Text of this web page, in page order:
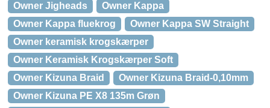
Owner Jigheads
Owner Kappa
Owner Kappa fluekrog
Owner Kappa SW Straight
Owner keramisk krogskærper
Owner Keramisk Krogskærper Soft
Owner Kizuna Braid
Owner Kizuna Braid-0,10mm
Owner Kizuna PE X8 135m Grøn